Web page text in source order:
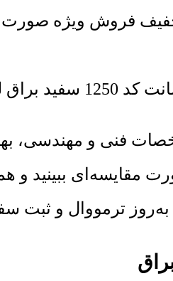
فنی و مهندسی،
مقایسه‌ای ببینید
ترمووال و ثبت